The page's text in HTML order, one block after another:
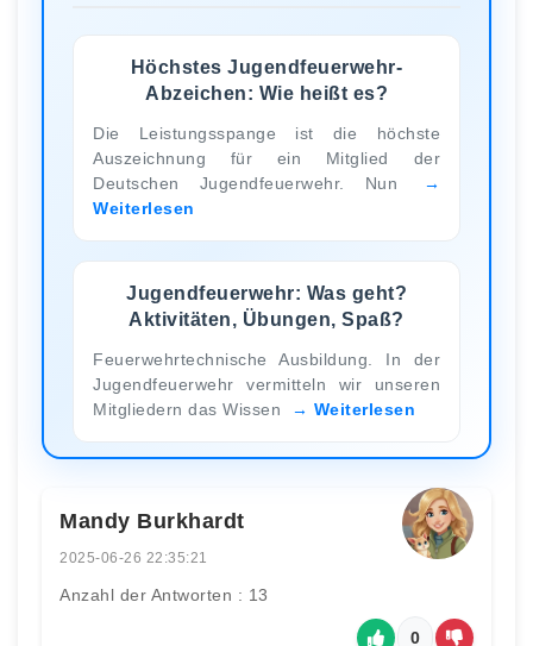
Höchstes Jugendfeuerwehr-
Abzeichen: Wie heißt es?
Die Leistungsspange ist die höchste
Auszeichnung für ein Mitglied der
Deutschen Jugendfeuerwehr. Nun
Weiterlesen
Jugendfeuerwehr: Was geht?
Aktivitäten, Übungen, Spaß?
Feuerwehrtechnische Ausbildung. In der
Jugendfeuerwehr vermitteln wir unseren
Mitgliedern das Wissen
Weiterlesen
Mandy Burkhardt
2025-06-26 22:35:21
Anzahl der Antworten : 13
0